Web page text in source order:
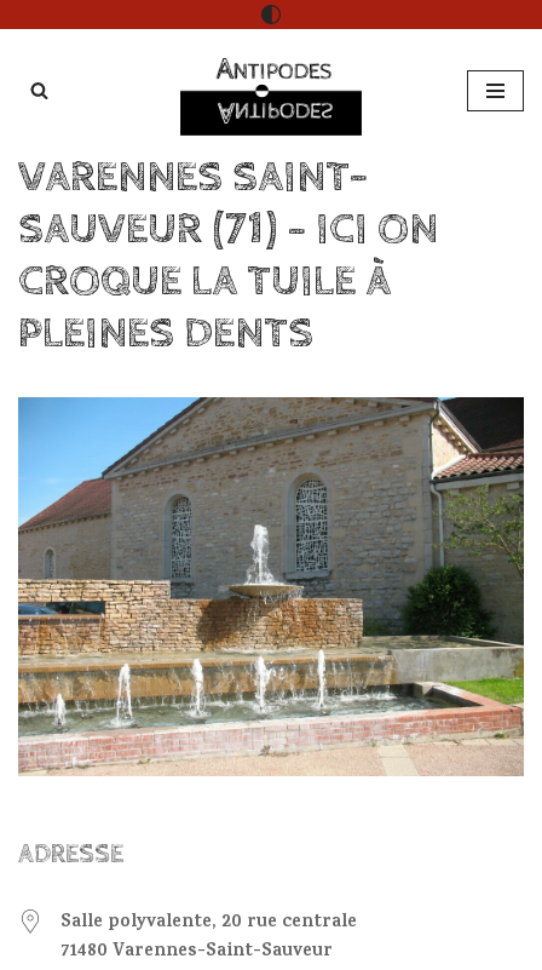
au
VARENNES SAINT-
SAUVEUR (71) – ICI ON
CROQUE LA TUILE À
PLEINES DENTS
ADRESSE
Salle polyvalente, 20 rue centrale
71480 Varennes-Saint-Sauveur